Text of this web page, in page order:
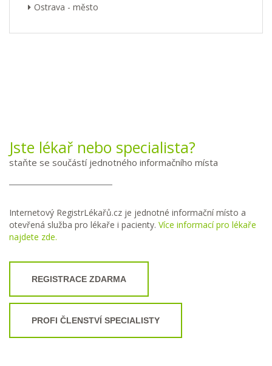
Ostrava - město
Jste lékař nebo specialista?
staňte se součástí jednotného informačního místa
Internetový RegistrLékařů.cz je jednotné informační místo a
otevřená služba pro lékaře i pacienty. Více informací pro lékaře
najdete zde.
REGISTRACE ZDARMA
PROFI ČLENSTVÍ SPECIALISTY